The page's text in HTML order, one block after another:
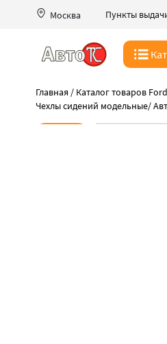
Москва Пункты
Главная / Каталог товаров
Чехлы сидений модельные/